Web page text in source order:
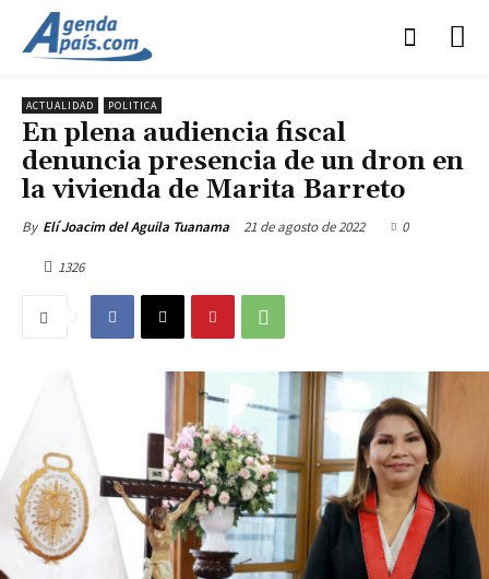
ACTUALIDAD POLITICA
En plena audiencia fiscal
denuncia presencia de un dron en
la vivienda de Marita Barreto
By Elí Joacim del Aguila Tuanama 21 de agosto de 2022 0
1326